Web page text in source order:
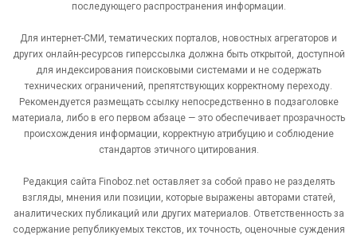
последующего распространения информации.
Для интернет-СМИ, тематических порталов, новостных агрегаторов и
других онлайн-ресурсов гиперссылка должна быть открытой, доступной
для индексирования поисковыми системами и не содержать
технических ограничений, препятствующих корректному переходу.
Рекомендуется размещать ссылку непосредственно в подзаголовке
материала, либо в его первом абзаце — это обеспечивает прозрачность
происхождения информации, корректную атрибуцию и соблюдение
стандартов этичного цитирования.
Редакция сайта Finoboz.net оставляет за собой право не разделять
взгляды, мнения или позиции, которые выражены авторами статей,
аналитических публикаций или других материалов. Ответственность за
содержание републикуемых текстов, их точность, оценочные суждения